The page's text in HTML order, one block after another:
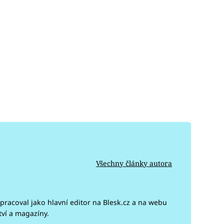
Všechny články autora
jako hlavní editor na Blesk.cz a na webu
a magazíny.